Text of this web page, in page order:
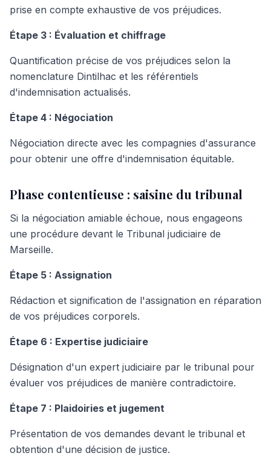
prise en compte exhaustive de vos préjudices.
Étape 3 : Évaluation et chiffrage
Quantification précise de vos préjudices selon la
nomenclature Dintilhac et les référentiels
d'indemnisation actualisés.
Étape 4 : Négociation
Négociation directe avec les compagnies d'assurance
pour obtenir une offre d'indemnisation équitable.
Phase contentieuse : saisine du tribunal
Si la négociation amiable échoue, nous engageons
une procédure devant le Tribunal judiciaire de
Marseille.
Étape 5 : Assignation
Rédaction et signification de l'assignation en réparation
de vos préjudices corporels.
Étape 6 : Expertise judiciaire
Désignation d'un expert judiciaire par le tribunal pour
évaluer vos préjudices de manière contradictoire.
Étape 7 : Plaidoiries et jugement
Présentation de vos demandes devant le tribunal et
obtention d'une décision de justice.